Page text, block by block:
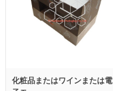
化粧品またはワインまたは電